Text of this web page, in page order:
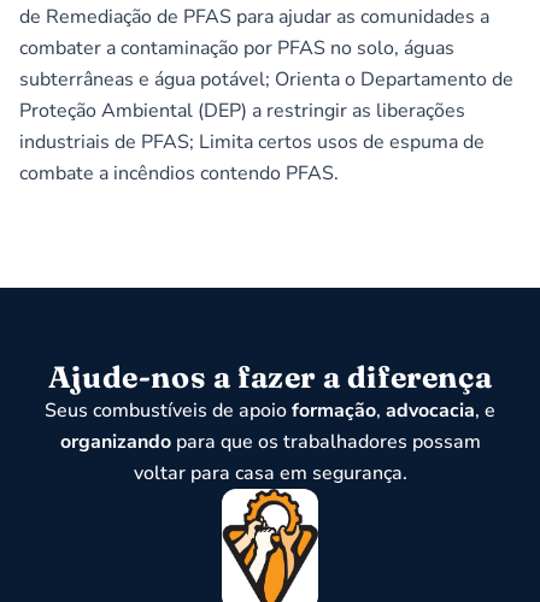
de Remediação de PFAS para ajudar as comunidades a
combater a contaminação por PFAS no solo, águas
subterrâneas e água potável; Orienta o Departamento de
Proteção Ambiental (DEP) a restringir as liberações
industriais de PFAS; Limita certos usos de espuma de
combate a incêndios contendo PFAS.
Ajude-nos a fazer a diferença
Seus combustíveis de apoioformação, advocacia, e
organizandopara que os trabalhadores possam
voltar para casa em segurança.